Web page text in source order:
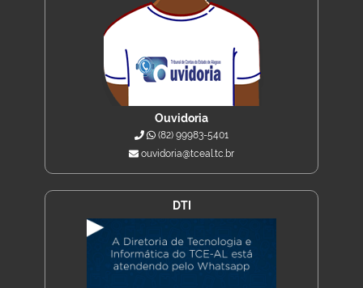
Ouvidoria
(82) 99983-5401
ouvidoria@tceal.tc.br
DTI